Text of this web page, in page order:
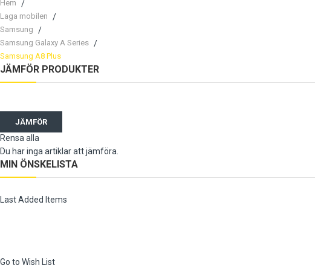
Hem
Laga mobilen
Samsung
Samsung Galaxy A Series
Samsung A8 Plus
JÄMFÖR PRODUKTER
JÄMFÖR
Rensa alla
Du har inga artiklar att jämföra.
MIN ÖNSKELISTA
Last Added Items
Go to Wish List